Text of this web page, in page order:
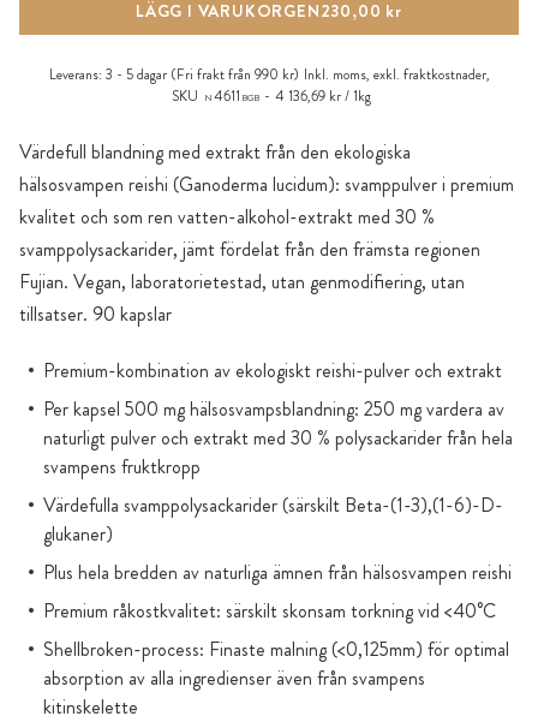
Värdefull blandning med extrakt från den ekologiska
hälsosvampen reishi (Ganoderma lucidum): svamppulver i premium
kvalitet och som ren vatten-alkohol-extrakt med 30 %
svamppolysackarider, jämt fördelat från den främsta regionen
Fujian. Vegan, laboratorietestad, utan genmodifiering, utan
tillsatser. 90 kapslar
Premium-kombination av ekologiskt reishi-pulver och extrakt
Per kapsel 500 mg hälsosvampsblandning: 250 mg vardera av
naturligt pulver och extrakt med 30 % polysackarider från hela
svampens fruktkropp
Värdefulla svamppolysackarider (särskilt Beta-(1-3),(1-6)-D-
glukaner)
Plus hela bredden av naturliga ämnen från hälsosvampen reishi
Premium råkostkvalitet: särskilt skonsam torkning vid <40°C
Shellbroken-process: Finaste malning (<0,125mm) för optimal
absorption av alla ingredienser även från svampens
kitinskelette
LÄGG I VARUKORGEN230,00 kr
Leverans: 3 - 5 dagar (Fri frakt från 990 kr) Inkl. moms, exkl. fraktkostnader,
SKU
N4611 BGB 4 136,69 kr / 1kg